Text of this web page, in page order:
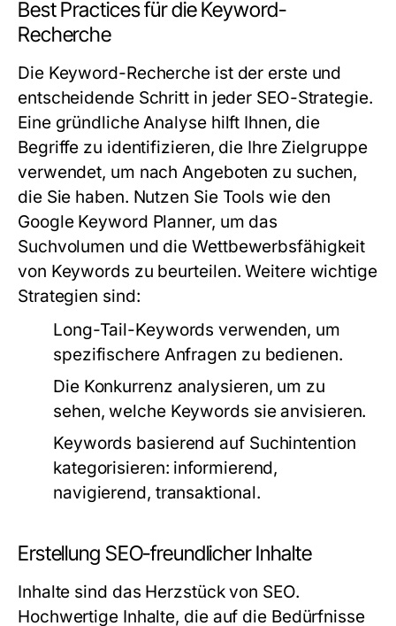
Best Practices für die Keyword-
Recherche
Die Keyword-Recherche ist der erste und
entscheidende Schritt in jeder SEO-Strategie.
Eine gründliche Analyse hilft Ihnen, die
Begriffe zu identifizieren, die Ihre Zielgruppe
verwendet, um nach Angeboten zu suchen,
die Sie haben. Nutzen Sie Tools wie den
Google Keyword Planner, um das
Suchvolumen und die Wettbewerbsfähigkeit
von Keywords zu beurteilen. Weitere wichtige
Strategien sind:
Long-Tail-Keywords verwenden, um
spezifischere Anfragen zu bedienen.
Die Konkurrenz analysieren, um zu
sehen, welche Keywords sie anvisieren.
Keywords basierend auf Suchintention
kategorisieren: informierend,
navigierend, transaktional.
Erstellung SEO-freundlicher Inhalte
Inhalte sind das Herzstück von SEO.
Hochwertige Inhalte, die auf die Bedürfnisse